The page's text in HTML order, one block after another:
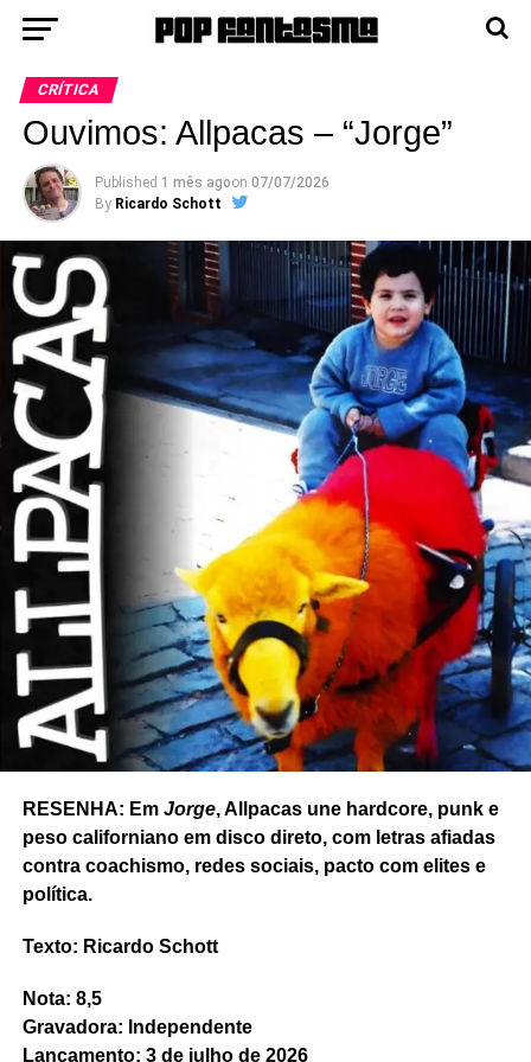
CRÍTICA
Ouvimos: Allpacas – “Jorge”
Published 1 mês agoon 07/07/2026
By Ricardo Schott
RESENHA: Em Jorge, Allpacas une hardcore, punk e
peso californiano em disco direto, com letras afiadas
contra coachismo, redes sociais, pacto com elites e
política.
Texto: Ricardo Schott
Nota: 8,5
Gravadora: Independente
Lançamento: 3 de julho de 2026